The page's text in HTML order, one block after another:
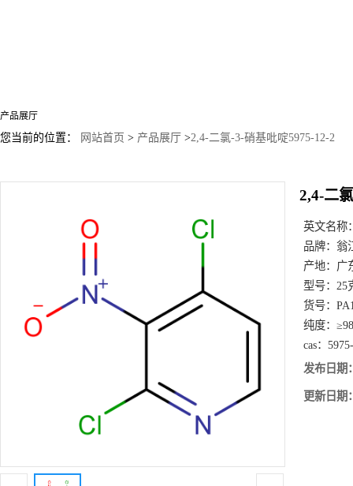
产品展厅
您当前的位置： 网站首页 > 产品展厅 >2,4-二氯-3-硝基吡啶5975-12-2
2,4-二
英文名称
品牌： 翁
产地： 广
型号： 25
货号：
纯度：
cas：
发布日期
更新日期